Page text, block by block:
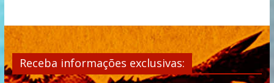
Receba informações exclusivas: